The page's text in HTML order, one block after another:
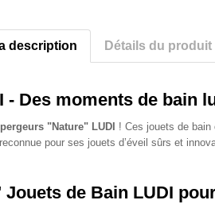
description Détails du produit
Des moments de bain
"Nature" LUDI
! Ces jouets de bain
reconnue pour ses jouets d’éveil sûrs et
de Bain LUDI